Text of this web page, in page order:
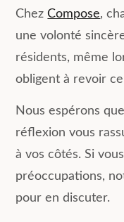
ChezCompose,
une volonté
résidents, même
obligent à revoir
Nous espérons
réflexion vous
à vos côtés. Si
préoccupations,
pour en discuter.